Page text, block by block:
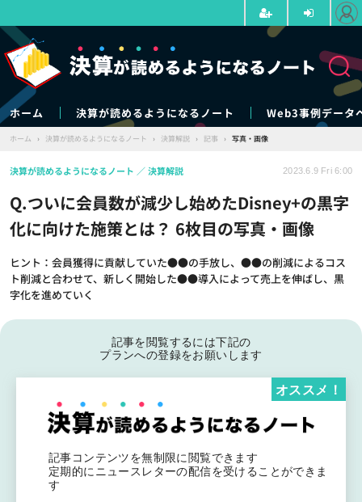
ホーム 決算が読めるようになるノート Web3事例データ
ホーム › 決算が読めるようになるノート › 決算解説 › 記事 › 写真・画像
Q.ついに会員数が減少し始めたDisney+の黒字
化に向けた施策とは？ 6枚目の写真・画像
ヒント：会員獲得に貢献していた●●の手放し、●●の削減によるコス
ト削減と合わせて、新しく開始した●●導入によって売上を伸ばし、黒
字化を進めていく
決算が読めるようになるノート 決算解説 2023.6.9 Fri 6:00
記事を閲覧するには下記の
プランへの登録をお願いします
記事コンテンツを無制限に閲覧できます
定期的にニュースレターの配信を受けることができま
す
オススメ！